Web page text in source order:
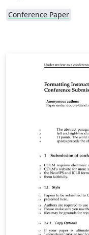
Conference Paper